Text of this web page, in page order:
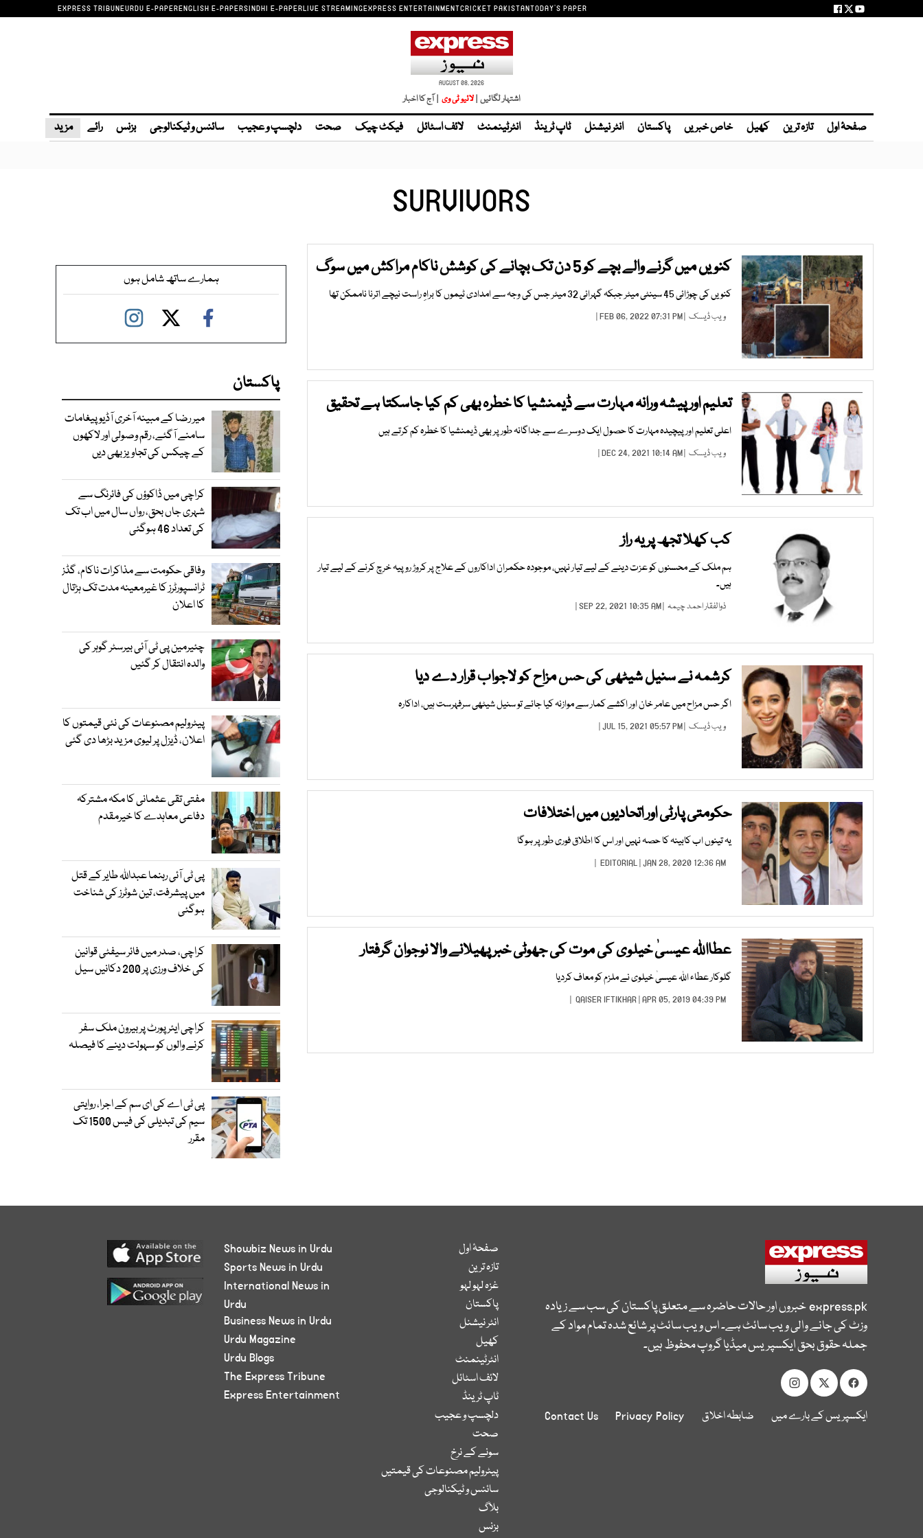
EXPRESS TRIBUNEURDU E-PAPERENGLISH E-PAPERSINDHI E-PAPERLIVE STREAMINGEXPRESS ENTERTAINMENTCRICKET PAKISTANTODAY'S PAPER
AUGUST 08, 2026
اشتہار لگائیں | | آج کا اخبار
صفحۂ اول تازہ ترین کھیل خاص خبریں پاکستان انٹر نیشنل ٹاپ ٹرینڈ انٹرٹینمنٹ لائف اسٹائل فیکٹ چیک صحت دلچسپ و عجیب سائنس و ٹیکنالوجی بزنس رائے مزید
SURVIVORS
کنویں میں گرنے والے بچے کو 5 دن تک بچانے کی کوشش ناکام مراکش میں سوگ
کنویں کی چوڑائی 45 سینٹی میٹر جبکہ گہرائی 32 میٹر جس کی وجہ سے امدادی ٹیموں کا براہِ راست نیچے اترنا ناممکن تھا
ویب ڈیسک | FEB 06, 2022 07:31 PM |
تعلیم اور پیشہ ورانہ مہارت سے ڈیمنشیا کا خطرہ بھی کم کیا جاسکتا ہے تحقیق
اعلی تعلیم اور پیچیدہ مہارت کا حصول ایک دوسرے سے جداگانہ طور پر بھی ڈیمنشیا کا خطرہ کم کرتے ہیں
ویب ڈیسک | DEC 24, 2021 10:14 AM |
کب کھلا تجھ پر یہ راز
ہم ملک کے محسنوں کو عزت دینے کے لیے تیار نہیں، موجودہ حکمران اداکاروں کے علاج پر کروڑ روپیہ خرچ کرنے کے لیے تیار
ہیں۔
ذوالفقار احمد چیمہ | SEP 22, 2021 10:35 AM |
کرشمہ نے سنیل شیٹھی کی حس مزاح کو لاجواب قرار دے دیا
اگر حس مزاح میں عامر خان اور اکشے کمار سے موازنہ کیا جائے تو سنیل شیٹھی سرفہرست ہیں، اداکارہ
ویب ڈیسک | JUL 15, 2021 05:57 PM |
حکومتی پارٹی اور اتحادیوں میں اختلافات
یہ تینوں اب کابینہ کا حصہ نہیں اور اس کا اطلاق فوری طور پر ہوگا
EDITORIAL| JAN 28, 2020 12:36 AM |
عطااللہ عیسیٰ خیلوی کی موت کی جھوٹی خبر پھیلانے والا نوجوان گرفتار
گلوکار عطاء اللہ عیسیٰ خیلوی نے ملزم کو معاف کردیا
QAISER IFTIKHAR| APR 05, 2019 04:39 PM |
ہمارے ساتھ شامل ہوں
پاکستان
میر رضا کے مبینہ آخری آڈیو پیغامات
سامنے آگئے، رقم وصولی اور لاکھوں
کے چیکس کی تجاویز بھی دیں
کراچی میں ڈاکوؤں کی فائرنگ سے
شہری جاں بحق، رواں سال میں اب تک
کی تعداد 46 ہوگئی
وفاقی حکومت سے مذاکرات ناکام، گڈز
ٹرانسپورٹرز کا غیرمعینہ مدت تک ہڑتال
کا اعلان
چئیرمین پی ٹی آئی بیرسٹر گوہر کی
والدہ انتقال کر گئیں
پیٹرولیم مصنوعات کی نئی قیمتوں کا
اعلان، ڈیزل پر لیوی مزید بڑھا دی گئی
مفتی تقی عثمانی کا مکہ مشترکہ
دفاعی معاہدے کا خیرمقدم
پی ٹی آئی رہنما عبداللہ طایر کے قتل
میں پیشرفت، تین شوٹرز کی شناخت
ہوگئی
کراچی، صدر میں فائر سیفٹی قوانین
کی خلاف ورزی پر 200 دکانیں سیل
کراچی ایئرپورٹ پر بیرون ملک سفر
کرنے والوں کو سہولت دینے کا فیصلہ
پی ٹی اے کی ای سم کے اجرا، روایتی
سیم کی تبدیلی کی فیس 1500 تک
مقرر
express.pkخبروں اور حالات حاضرہ سے متعلق پاکستان کی سب سے زیادہ
وزٹ کی جانے والی ویب سائٹ ہے۔ اس ویب سائٹ پر شائع شدہ تمام مواد کے
جملہ حقوق بحق ایکسپریس میڈیا گروپ محفوظ ہیں۔
ایکسپریس کے بارے میں ضابطہ اخلاق Privacy Policy
Contact Us
صفحۂ اول
تازہ ترین
غزہ لہو لہو
پاکستان
انٹر نیشنل
کھیل
انٹرٹینمنٹ
لائف اسٹائل
ٹاپ ٹرینڈ
دلچسپ و عجیب
صحت
سونے کے نرخ
پیٹرولیم مصنوعات کی قیمتیں
سائنس و ٹیکنالوجی
بلاگ
بزنس
Showbiz News in Urdu
Sports News in Urdu
International News in
Urdu
Business News in Urdu
Urdu Magazine
Urdu Blogs
The Express Tribune
Express Entertainment